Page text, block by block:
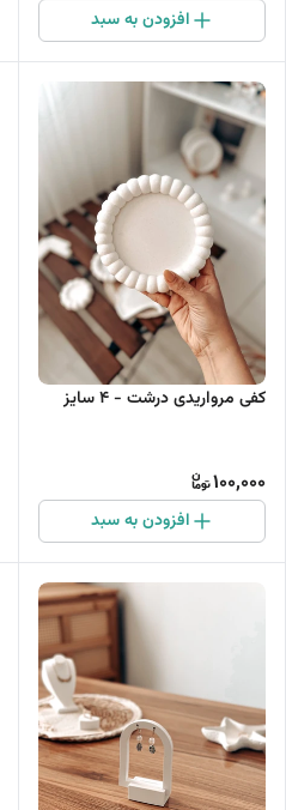
افزودن به سبد
کفی مرواریدی درشت - 4 سایز
100,000
افزودن به سبد